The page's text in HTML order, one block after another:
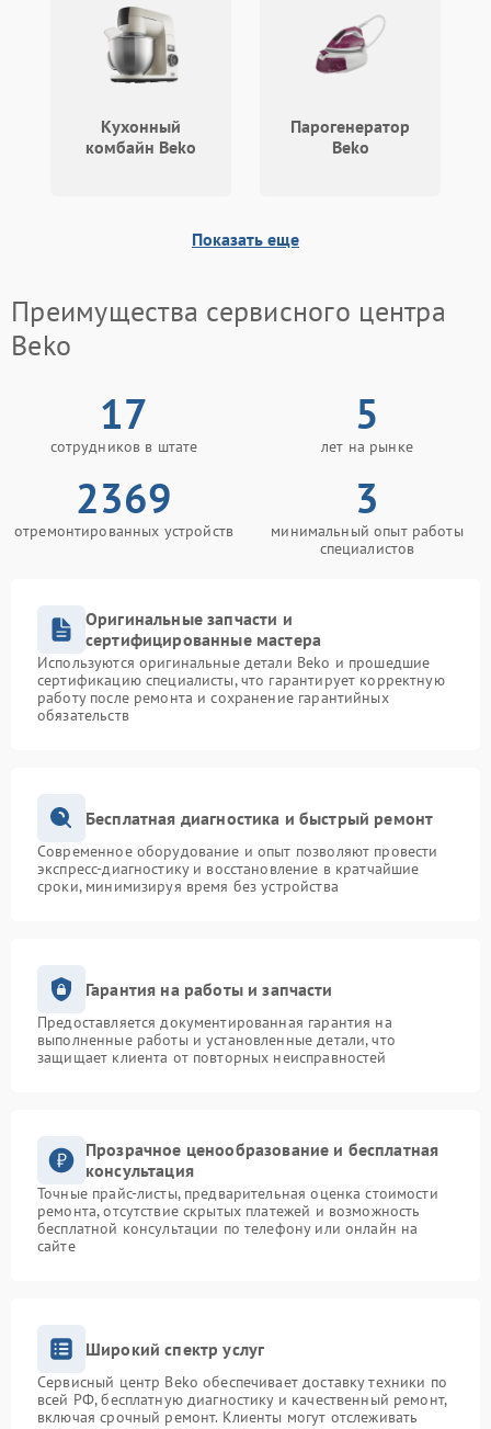
Кухонный
комбайн Beko
Парогенератор
Beko
Показать еще
Преимущества сервисного центра
Beko
17
сотрудников в штате
5
лет на рынке
2369
отремонтированных устройств
3
минимальный опыт работы
специалистов
Оригинальные запчасти и
сертифицированные мастера
Используются оригинальные детали Beko и прошедшие
сертификацию специалисты, что гарантирует корректную
работу после ремонта и сохранение гарантийных
обязательств
Бесплатная диагностика и быстрый ремонт
Современное оборудование и опыт позволяют провести
экспресс-диагностику и восстановление в кратчайшие
сроки, минимизируя время без устройства
Гарантия на работы и запчасти
Предоставляется документированная гарантия на
выполненные работы и установленные детали, что
защищает клиента от повторных неисправностей
Прозрачное ценообразование и бесплатная
консультация
Точные прайс-листы, предварительная оценка стоимости
ремонта, отсутствие скрытых платежей и возможность
бесплатной консультации по телефону или онлайн на
сайте
Широкий спектр услуг
Сервисный центр Beko обеспечивает доставку техники по
всей РФ, бесплатную диагностику и качественный ремонт,
включая срочный ремонт. Клиенты могут отслеживать